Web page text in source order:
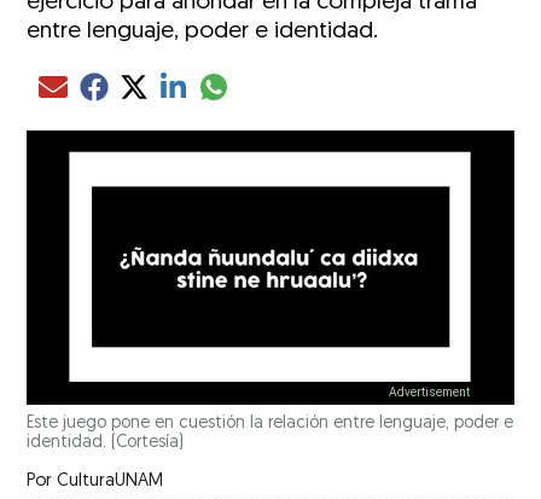
entre lenguaje, poder e identidad.
Compartir el artículo actual mediante Email
Compartir el artículo actual mediante Facebook
Compartir el artículo actual mediante Twitter
Compartir el artículo actual mediante LinkedIn
Compartir el artículo actual mediante
Este juego pone en cuestión la relación entre lenguaje, poder e
identidad. (Cortesía)
Por CulturaUNAM